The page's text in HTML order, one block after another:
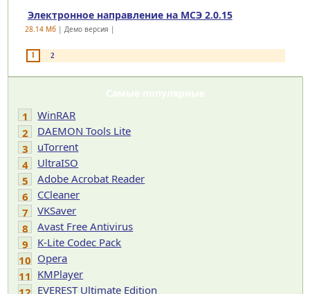
Электронное направление на МСЭ 2.0.15
28.14 Mб| Демо версия |
1 2
Самые популярные
1
WinRAR
2
DAEMON Tools Lite
3
uTorrent
4
UltraISO
5
Adobe Acrobat Reader
6
CCleaner
7
VKSaver
8
Avast Free Antivirus
9
K-Lite Codec Pack
10 Opera
11 KMPlayer
EVEREST Ultimate Edition